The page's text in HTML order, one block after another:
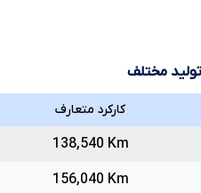
مختلف
کارکرد متعارف
138,540 Km
156,040 Km